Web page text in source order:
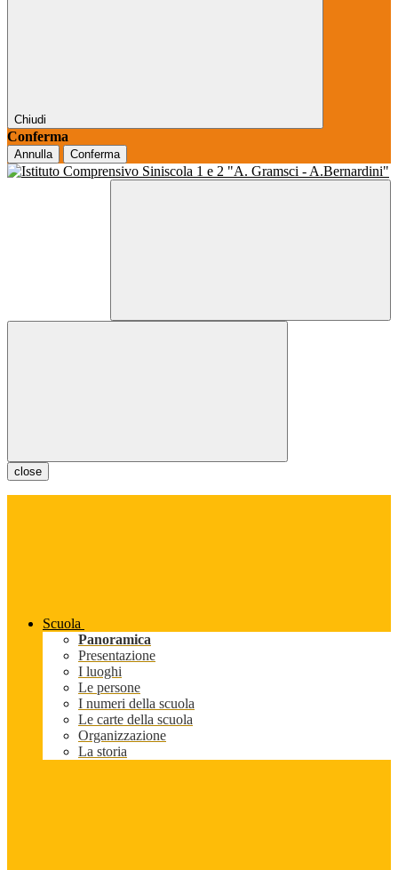
Chiudi
Conferma
Annulla Conferma
close
Scuola
Panoramica
Presentazione
I luoghi
Le persone
I numeri della scuola
Le carte della scuola
Organizzazione
La storia